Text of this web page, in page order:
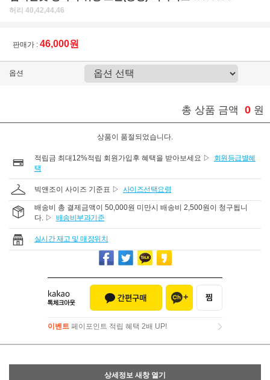
허리 40,42,44,46
판매가 : 46,000원
옵션
총 상품 금액 0 원
상품이 품절되었습니다.
적립금 최대12%적립 회원가입후 혜택을 받아보세요 ▷
회원등급별혜
택
빅앤조이 사이즈 기준표 ▷ 사이즈선택요령
배송비 총 결제금액이 50,000원 미만시 배송비 2,500원이 청구됩니
다. ▷ 배송비부과기준
실시간 재고 및 매장위치
이벤트 페이포인트 적립 혜택 2배 UP!
이벤트페이포인트 적립 혜택 2배 UP!
상세정보 새창 열기